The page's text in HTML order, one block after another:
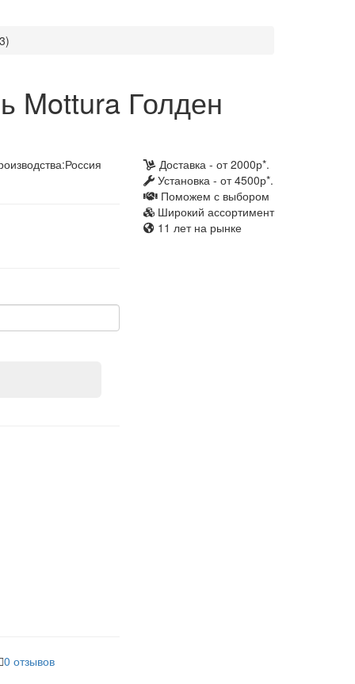
Mottura Голден
Россия
0 отзывов
Доставка - от 2000р*.
Установка - от 4500р*.
Поможем с выбором
Широкий ассортимент
11 лет на рынке